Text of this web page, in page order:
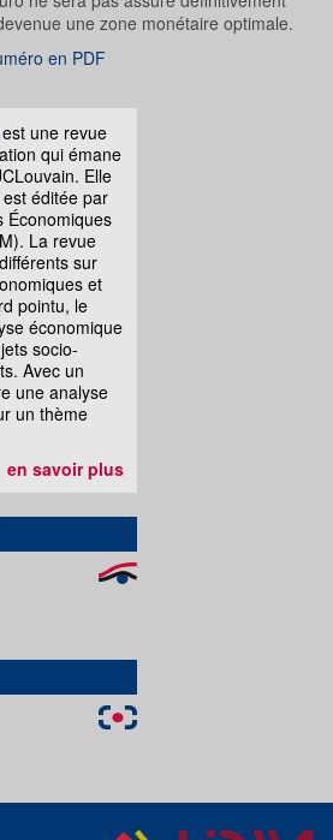
une zone monétaire optimale.
en PDF
est une revue
qui émane
Elle
éditée par
Économiques
La revue
sur
et
pointu, le
économique
socio-
Avec un
une analyse
un thème
en savoir plus